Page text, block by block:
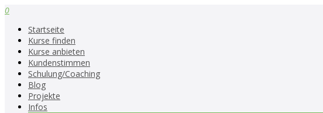
0
Startseite
Kurse finden
Kurse anbieten
Kundenstimmen
Schulung/Coaching
Blog
Projekte
Infos